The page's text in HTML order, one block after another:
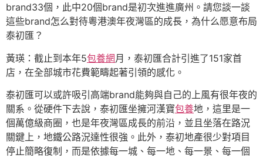
brand33個，此中20個brand是初次進進廣州。請您談一談
這些brand怎么對待粵港澳年夜灣區的成長，為什么愿意布局
泰初匯？
黃瑛：截止到本年5包養網月，泰初匯合計引進了151家首
店，在全部城市花費範疇起著引領的感化。
泰初匯可以或許吸引高端brand能夠與自己的上風有很年夜的
關系。從硬件下去說，泰初匯坐擁河漢寶包養地，這里是一
個萬億級商圈，也是年夜灣區成長的前沿，並且坐落在路況
關鍵上，地鐵公路況達性很強。此外，泰初地產很少對項目
停止簡略復制，而是依據每一城、每一地、每一景、每一個